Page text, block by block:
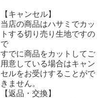
【キャンセル】
当店の商品はハサミでカッ
トする切り売り生地ですの
で
すでに商品をカットしてご
用意している場合はキャン
セルをお受けすることがで
きません。
【返品・交換】